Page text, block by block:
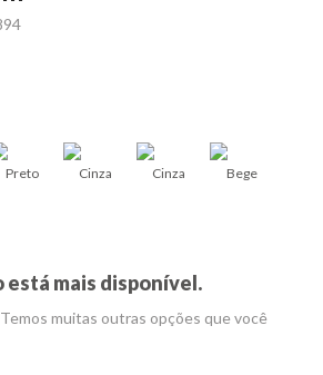
Preto Cinza Cinza
Bege
está mais disponível.
muitas outras opções que você